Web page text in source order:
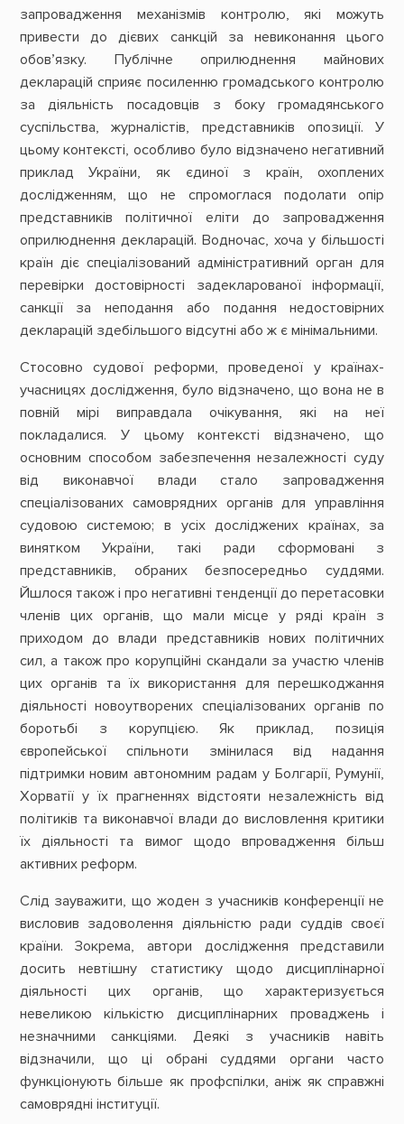
запровадження механізмів контролю, які можуть
привести до дієвих санкцій за невиконання цього
обов’язку. Публічне оприлюднення майнових
декларацій сприяє посиленню громадського контролю
за діяльність посадовців з боку громадянського
суспільства, журналістів, представників опозиції. У
цьому контексті, особливо було відзначено негативний
приклад України, як єдиної з країн, охоплених
дослідженням, що не спромоглася подолати опір
представників політичної еліти до запровадження
оприлюднення декларацій. Водночас, хоча у більшості
країн діє спеціалізований адміністративний орган для
перевірки достовірності задекларованої інформації,
санкції за неподання або подання недостовірних
декларацій здебільшого відсутні або ж є мінімальними.
Стосовно судової реформи, проведеної у країнах-
учасницях дослідження, було відзначено, що вона не в
повній мірі виправдала очікування, які на неї
покладалися. У цьому контексті відзначено, що
основним способом забезпечення незалежності суду
від виконавчої влади стало запровадження
спеціалізованих самоврядних органів для управління
судовою системою; в усіх досліджених країнах, за
винятком України, такі ради сформовані з
представників, обраних безпосередньо суддями.
Йшлося також і про негативні тенденції до перетасовки
членів цих органів, що мали місце у ряді країн з
приходом до влади представників нових політичних
сил, а також про корупційні скандали за участю членів
цих органів та їх використання для перешкоджання
діяльності новоутворених спеціалізованих органів по
боротьбі з корупцією. Як приклад, позиція
європейської спільноти змінилася від надання
підтримки новим автономним радам у Болгарії, Румунії,
Хорватії у їх прагненнях відстояти незалежність від
політиків та виконавчої влади до висловлення критики
їх діяльності та вимог щодо впровадження більш
активних реформ.
Слід зауважити, що жоден з учасників конференції не
висловив задоволення діяльністю ради суддів своєї
країни. Зокрема, автори дослідження представили
досить невтішну статистику щодо дисциплінарної
діяльності цих органів, що характеризується
невеликою кількістю дисциплінарних проваджень і
незначними санкціями. Деякі з учасників навіть
відзначили, що ці обрані суддями органи часто
функціонують більше як профспілки, аніж як справжні
самоврядні інституції.